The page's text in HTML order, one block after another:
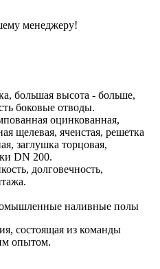
менеджеру!
большая высота - больше,
боковые отводы.
оцинкованная,
щелевая, ячеистая, решетка
заглушка торцовая,
DN 200.
долговечность,
состоящая из команды
опытом.